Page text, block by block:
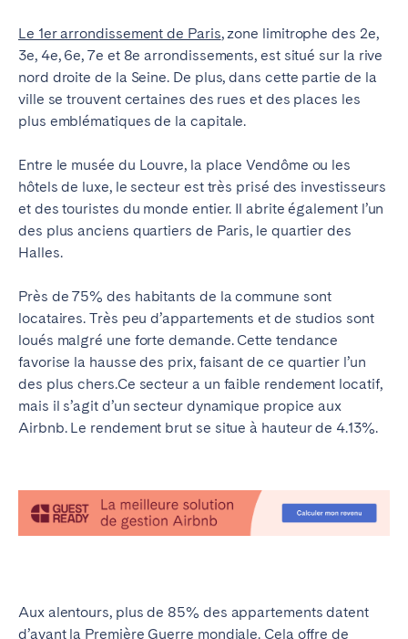
Le 1er arrondissement de Paris, zone limitrophe des 2e,
3e, 4e, 6e, 7e et 8e arrondissements, est situé sur la rive
nord droite de la Seine. De plus, dans cette partie de la
ville se trouvent certaines des rues et des places les
plus emblématiques de la capitale.
Entre le musée du Louvre, la place Vendôme ou les
hôtels de luxe, le secteur est très prisé des investisseurs
et des touristes du monde entier. Il abrite également l’un
des plus anciens quartiers de Paris, le quartier des
Halles.
Près de 75% des habitants de la commune sont
locataires. Très peu d’appartements et de studios sont
loués malgré une forte demande. Cette tendance
favorise la hausse des prix, faisant de ce quartier l’un
des plus chers.Ce secteur a un faible rendement locatif,
mais il s’agit d’un secteur dynamique propice aux
Airbnb. Le rendement brut se situe à hauteur de 4.13%.
Aux alentours, plus de 85% des appartements datent
d’avant la Première Guerre mondiale. Cela offre de